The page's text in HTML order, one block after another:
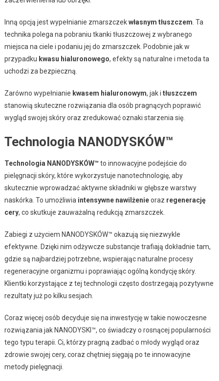
Inną opcją jest wypełnianie zmarszczekwłasnym tłuszczem . Ta
technika polega na pobraniu tkanki tłuszczowej z wybranego
miejsca na ciele i podaniu jej do zmarszczek. Podobnie jak w
przypadku kwasu hialuronowego, efekty są naturalne i metoda ta
uchodzi za bezpieczną.
Zarówno wypełnianie kwasem hialuronowym, jak i tłuszczem
stanowią skuteczne rozwiązania dla osób pragnących poprawić
wygląd swojej skóry oraz zredukować oznaki starzenia się.
Technologia NANODYSKÓW™
Technologia NANODYSKÓW™ to innowacyjne podejście do
pielęgnacji skóry, które wykorzystuje nanotechnologię, aby
skutecznie wprowadzać aktywne składniki w głębsze warstwy
naskórka. To umożliwia intensywne nawilżenieoraz regenerację
cery, co skutkuje zauważalną redukcją zmarszczek.
Zabiegi z użyciem NANODYSKÓW™ okazują się niezwykle
efektywne. Dzięki nim odżywcze substancje trafiają dokładnie tam,
gdzie są najbardziej potrzebne, wspierając naturalne procesy
regeneracyjne organizmu i poprawiając ogólną kondycję skóry.
Klientki korzystające z tej technologii często dostrzegają pozytywne
rezultaty już po kilku sesjach.
Coraz więcej osób decyduje się na inwestycję w takie nowoczesne
rozwiązania jak NANODYSKI™, co świadczy o rosnącej popularności
tego typu terapii. Ci, którzy pragną zadbać o młody wygląd oraz
zdrowie swojej cery, coraz chętniej sięgają po te innowacyjne
metody pielęgnacji.